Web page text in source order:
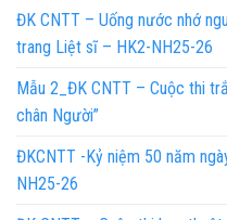
ĐK CNTT – Uống nước nhớ
trang Liệt sĩ – HK2-NH25-26
Mẫu 2_ĐK CNTT – Cuộc thi
chân Người”
ĐKCNTT -Kỷ niệm 50 năm
NH25-26